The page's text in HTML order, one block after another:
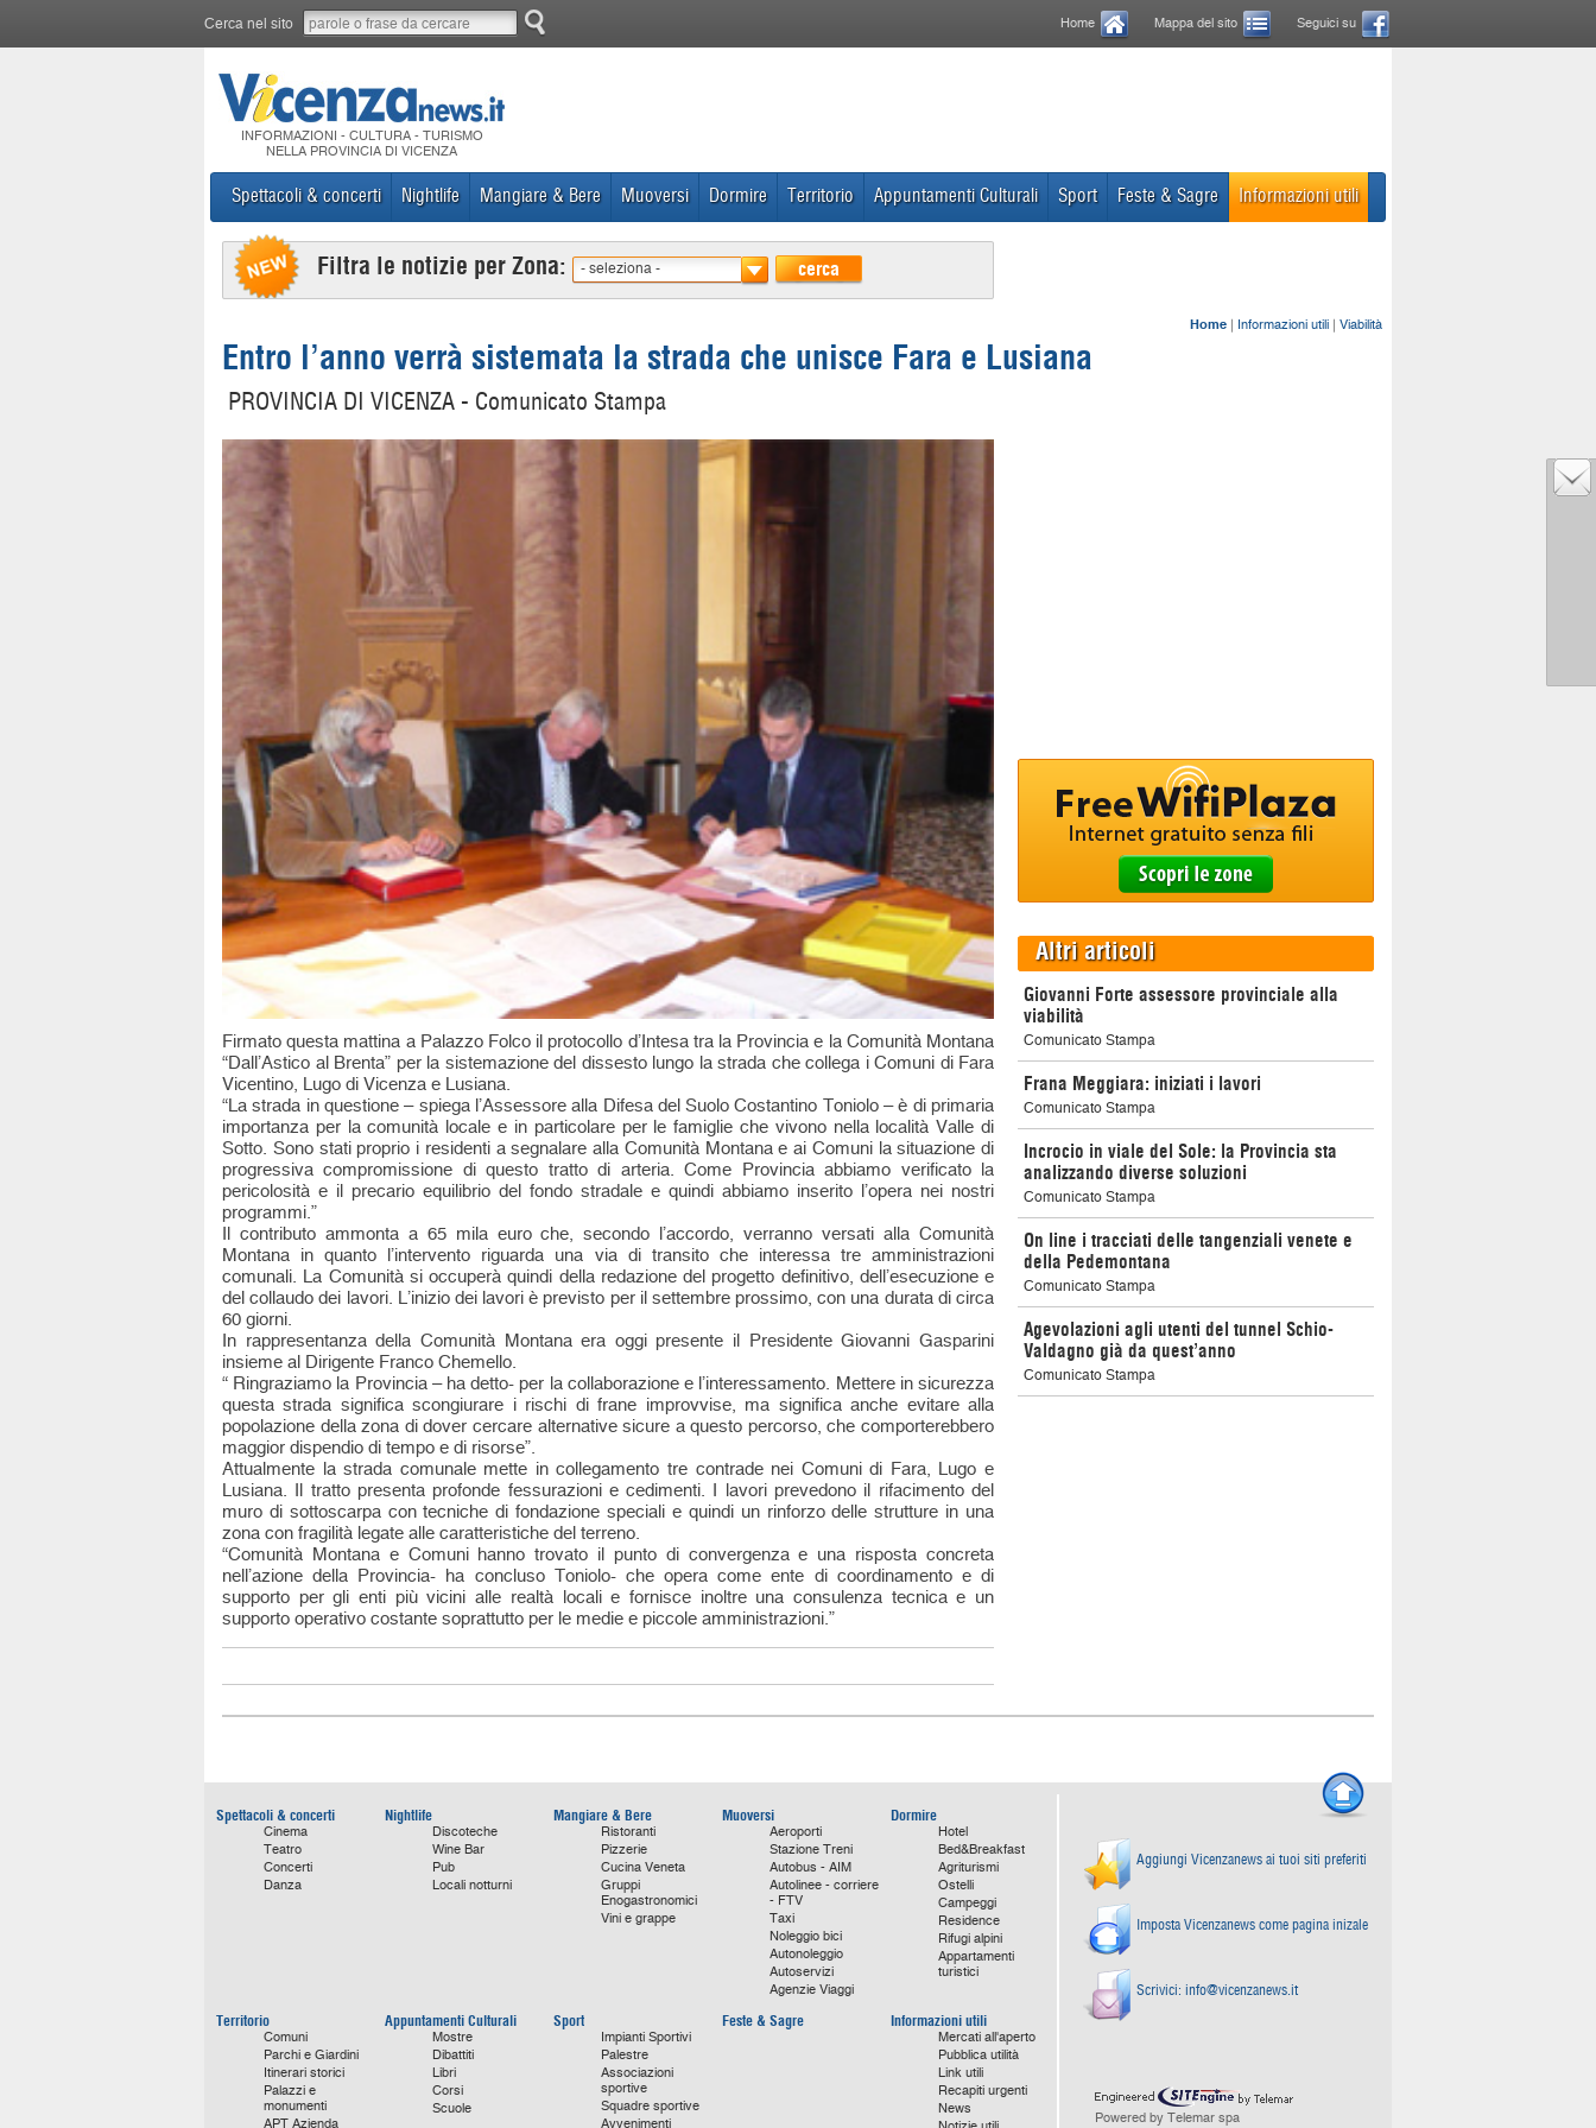
Cerca nel sito Home Mappa del sito Seguici su
INFORMAZIONI - CULTURA - TURISMO
NELLA PROVINCIA DI VICENZA
Spettacoli & concerti Nightlife Mangiare & Bere Muoversi Dormire Territorio Appuntamenti Culturali Sport Feste & Sagre Informazioni utili
Filtra le notizie per Zona: - seleziona - cerca
Home | Informazioni utili | Viabilità
Entro l’anno verrà sistemata la strada che unisce Fara e Lusiana
PROVINCIA DI VICENZA - Comunicato Stampa
Firmato questa mattina a Palazzo Folco il protocollo d’Intesa tra la Provincia e la Comunità Montana
“Dall’Astico al Brenta” per la sistemazione del dissesto lungo la strada che collega i Comuni di Fara
Vicentino, Lugo di Vicenza e Lusiana.
“La strada in questione – spiega l’Assessore alla Difesa del Suolo Costantino Toniolo – è di primaria
importanza per la comunità locale e in particolare per le famiglie che vivono nella località Valle di
Sotto. Sono stati proprio i residenti a segnalare alla Comunità Montana e ai Comuni la situazione di
progressiva compromissione di questo tratto di arteria. Come Provincia abbiamo verificato la
pericolosità e il precario equilibrio del fondo stradale e quindi abbiamo inserito l’opera nei nostri
programmi.”
Il contributo ammonta a 65 mila euro che, secondo l’accordo, verranno versati alla Comunità
Montana in quanto l’intervento riguarda una via di transito che interessa tre amministrazioni
comunali. La Comunità si occuperà quindi della redazione del progetto definitivo, dell’esecuzione e
del collaudo dei lavori. L’inizio dei lavori è previsto per il settembre prossimo, con una durata di circa
60 giorni.
In rappresentanza della Comunità Montana era oggi presente il Presidente Giovanni Gasparini
insieme al Dirigente Franco Chemello.
“ Ringraziamo la Provincia – ha detto- per la collaborazione e l’interessamento. Mettere in sicurezza
questa strada significa scongiurare i rischi di frane improvvise, ma significa anche evitare alla
popolazione della zona di dover cercare alternative sicure a questo percorso, che comporterebbero
maggior dispendio di tempo e di risorse”.
Attualmente la strada comunale mette in collegamento tre contrade nei Comuni di Fara, Lugo e
Lusiana. Il tratto presenta profonde fessurazioni e cedimenti. I lavori prevedono il rifacimento del
muro di sottoscarpa con tecniche di fondazione speciali e quindi un rinforzo delle strutture in una
zona con fragilità legate alle caratteristiche del terreno.
“Comunità Montana e Comuni hanno trovato il punto di convergenza e una risposta concreta
nell’azione della Provincia- ha concluso Toniolo- che opera come ente di coordinamento e di
supporto per gli enti più vicini alle realtà locali e fornisce inoltre una consulenza tecnica e un
supporto operativo costante soprattutto per le medie e piccole amministrazioni.”
Altri articoli
Giovanni Forte assessore provinciale alla
viabilità
Comunicato Stampa
Frana Meggiara: iniziati i lavori
Comunicato Stampa
Incrocio in viale del Sole: la Provincia sta
analizzando diverse soluzioni
Comunicato Stampa
On line i tracciati delle tangenziali venete e
della Pedemontana
Comunicato Stampa
Agevolazioni agli utenti del tunnel Schio-
Valdagno già da quest’anno
Comunicato Stampa
Spettacoli & concerti
Cinema
Teatro
Concerti
Danza
Nightlife
Discoteche
Wine Bar
Pub
Locali notturni
Mangiare & Bere
Ristoranti
Pizzerie
Cucina Veneta
Gruppi
Enogastronomici
Vini e grappe
Muoversi
Aeroporti
Stazione Treni
Autobus - AIM
Autolinee - corriere
- FTV
Taxi
Noleggio bici
Autonoleggio
Autoservizi
Agenzie Viaggi
Dormire
Hotel
Bed&Breakfast
Agriturismi
Ostelli
Campeggi
Residence
Rifugi alpini
Appartamenti
turistici
Territorio
Comuni
Parchi e Giardini
Itinerari storici
Palazzi e
monumenti
APT Azienda
Appuntamenti Culturali
Mostre
Dibattiti
Libri
Corsi
Scuole
Sport
Impianti Sportivi
Palestre
Associazioni
sportive
Squadre sportive
Avvenimenti
Feste & Sagre Informazioni utili
Mercati all'aperto
Pubblica utilità
Link utili
Recapiti urgenti
News
Aggiungi Vicenzanews ai tuoi siti preferiti
Imposta Vicenzanews come pagina inizale
Scrivici: info@vicenzanews.it
Powered by Telemar spa